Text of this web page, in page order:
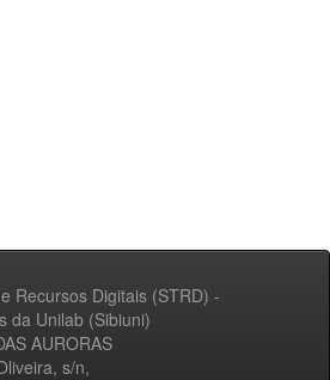
Recursos Digitais (STRD) -
da Unilab (Sibiuni)
AURORAS
s/n,